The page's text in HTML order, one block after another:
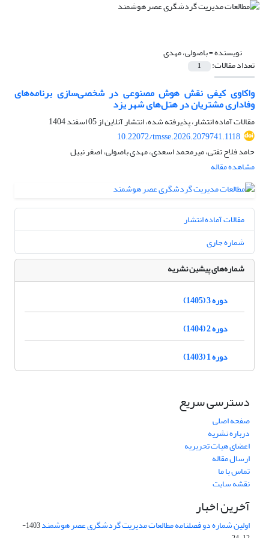
نویسنده =باصولی، مهدی
تعداد مقالات: 1
واکاوی کیفی نقش هوش مصنوعی در شخصی‌سازی برنامه‌های
وفاداری مشتریان در هتل‌های شهر یزد
مقالات آماده انتشار، پذیرفته شده، انتشار آنلاین از05 اسفند 1404
10.22072/tmsse.2026.2079741.1118
حامد فلاح تفتی، میرمحمد اسعدی، مهدی باصولی، اصغر نبیل
مشاهده مقاله
مقالات آماده انتشار
شماره جاری
شماره‌های پیشین نشریه
دوره 3 (1405)
دوره 2 (1404)
دوره 1 (1403)
دسترسی سریع
صفحه اصلی
درباره نشریه
اعضای هیات تحریریه
ارسال مقاله
تماس با ما
نقشه سایت
آخرین اخبار
اولین شماره دو فصلنامه مطالعات مدیریت گردشگری عصر هوشمند
1403-